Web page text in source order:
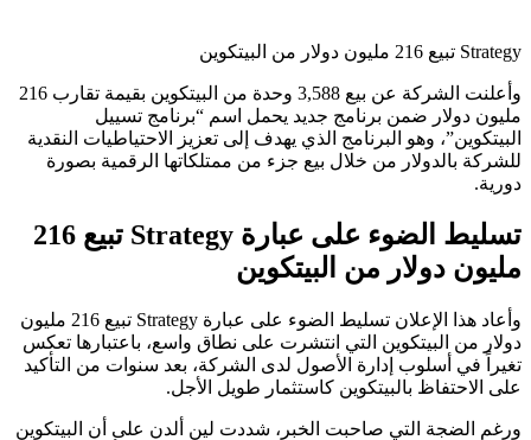
Strategy تبيع 216 مليون دولار من البيتكوين
وأعلنت الشركة عن بيع 3,588 وحدة من البيتكوين بقيمة تقارب 216
مليون دولار ضمن برنامج جديد يحمل اسم “برنامج تسييل
البيتكوين”، وهو البرنامج الذي يهدف إلى تعزيز الاحتياطيات النقدية
للشركة بالدولار من خلال بيع جزء من ممتلكاتها الرقمية بصورة
دورية.
تسليط الضوء على عبارة Strategy تبيع 216
مليون دولار من البيتكوين
وأعاد هذا الإعلان تسليط الضوء على عبارة Strategy تبيع 216 مليون
دولار من البيتكوين التي انتشرت على نطاق واسع، باعتبارها تعكس
تغيراً في أسلوب إدارة الأصول لدى الشركة، بعد سنوات من التأكيد
على الاحتفاظ بالبيتكوين كاستثمار طويل الأجل.
ورغم الضجة التي صاحبت الخبر، شددت لين ألدن على أن البيتكوين